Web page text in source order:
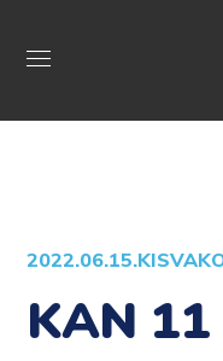
2022.06.15.
KAN 11